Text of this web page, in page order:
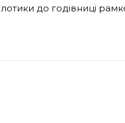
до годівниці